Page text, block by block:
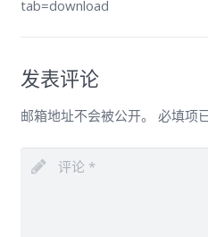
tab=download
发表评论
邮箱地址不会被公开。 必填项